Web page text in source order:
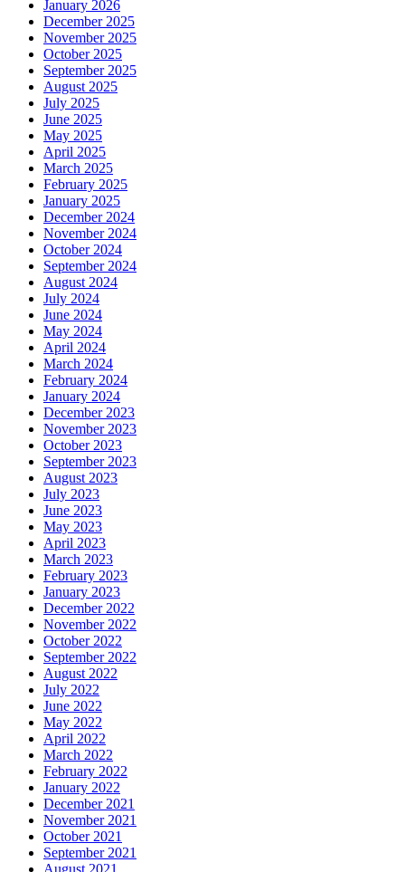
January 2026
December 2025
November 2025
October 2025
September 2025
August 2025
July 2025
June 2025
May 2025
April 2025
March 2025
February 2025
January 2025
December 2024
November 2024
October 2024
September 2024
August 2024
July 2024
June 2024
May 2024
April 2024
March 2024
February 2024
January 2024
December 2023
November 2023
October 2023
September 2023
August 2023
July 2023
June 2023
May 2023
April 2023
March 2023
February 2023
January 2023
December 2022
November 2022
October 2022
September 2022
August 2022
July 2022
June 2022
May 2022
April 2022
March 2022
February 2022
January 2022
December 2021
November 2021
October 2021
September 2021